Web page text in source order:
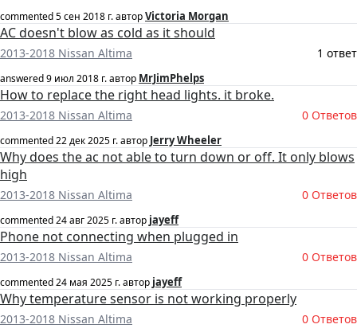
commented5 сен 2018 г.авторVictoria Morgan
AC doesn't blow as cold as it should
2013-2018 Nissan Altima 1 ответ
answered9 июл 2018 г.автор MrJimPhelps
How to replace the right head lights. it broke.
2013-2018 Nissan Altima 0 Ответов
commented22 дек 2025 г.автор Jerry Wheeler
Why does the ac not able to turn down or off. It only blows
high
2013-2018 Nissan Altima 0 Ответов
commented24 авг 2025 г.автор jayeff
Phone not connecting when plugged in
2013-2018 Nissan Altima 0 Ответов
commented24 мая 2025 г.автор jayeff
Why temperature sensor is not working properly
2013-2018 Nissan Altima 0 Ответов